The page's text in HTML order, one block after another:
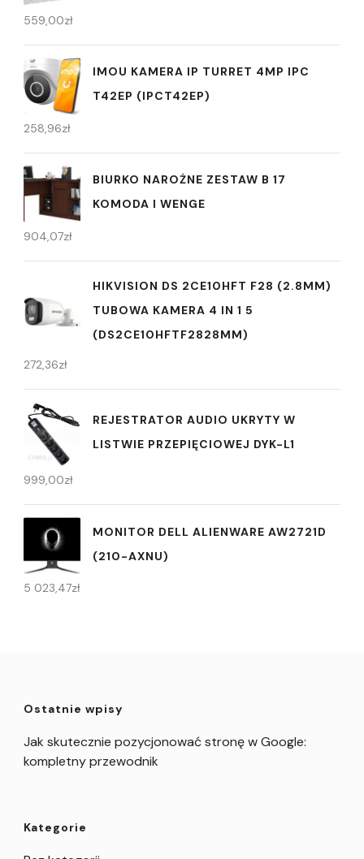
559,00zł
IMOU KAMERA IP TURRET 4MP IPC
T42EP (IPCT42EP)
258,96zł
BIURKO NAROŻNE ZESTAW B 17
KOMODA I WENGE
904,07zł
HIKVISION DS 2CE10HFT F28 (2.8MM)
TUBOWA KAMERA 4 IN 1 5
(DS2CE10HFTF2828MM)
272,36zł
REJESTRATOR AUDIO UKRYTY W
LISTWIE PRZEPIĘCIOWEJ DYK-L1
999,00zł
MONITOR DELL ALIENWARE AW2721D
(210-AXNU)
5 023,47zł
Ostatnie wpisy
Jak skutecznie pozycjonować stronę w Google:
kompletny przewodnik
Kategorie